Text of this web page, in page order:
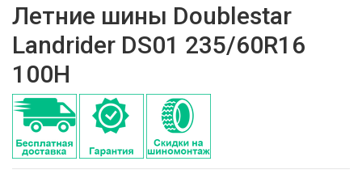
Летние шины Doublestar
Landrider DS01 235/60R16
100H